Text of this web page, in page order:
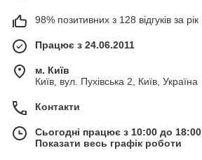
98% позитивних з 128 відгуків за рік
Працює з 24.06.2011
м. Київ
Київ, вул. Пухівська 2, Київ, Україна
Контакти
Сьогодні працює з 10:00 до 18:00
Показати весь графік роботи